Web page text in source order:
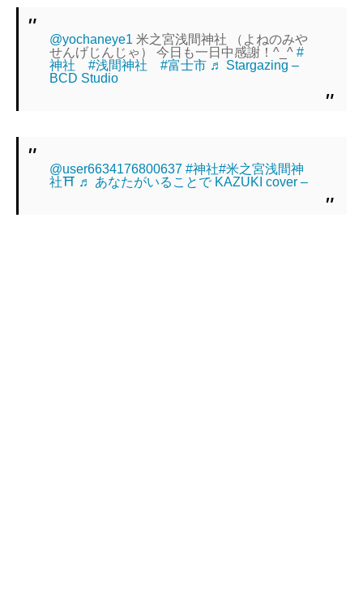
@yochaneye1 米之宮浅間神社 （よねのみや
せんげじんじゃ） 今日も一日中感謝！^_^#
神社
#浅間神社 #富士市 ♬ Stargazing –
BCD Studio
@user6634176800637 #神社#米之宮浅間神
社⛩️ ♬ あなたがいることで KAZUKI cover –